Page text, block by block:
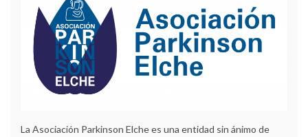
La Asociación Parkinson Elche es una entidad sin ánimo de